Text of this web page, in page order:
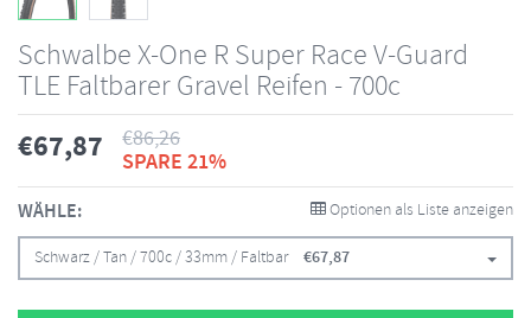
Schwalbe X-One R Super Race V-Guard
TLE Faltbarer Gravel Reifen - 700c
€67,87 €86,26
SPARE 21%
WÄHLE: Optionen als Liste anzeigen
Schwarz / Tan / 700c / 33mm / Faltbar €67,87